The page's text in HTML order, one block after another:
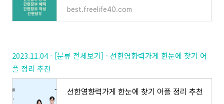
best.freelife40.com
2023.11.04 - [분류 전체보기] - 선한영향력가게 한눈에 찾기 어
플 정리 추천
선한영향력가게 한눈에 찾기 어플 정리 추천